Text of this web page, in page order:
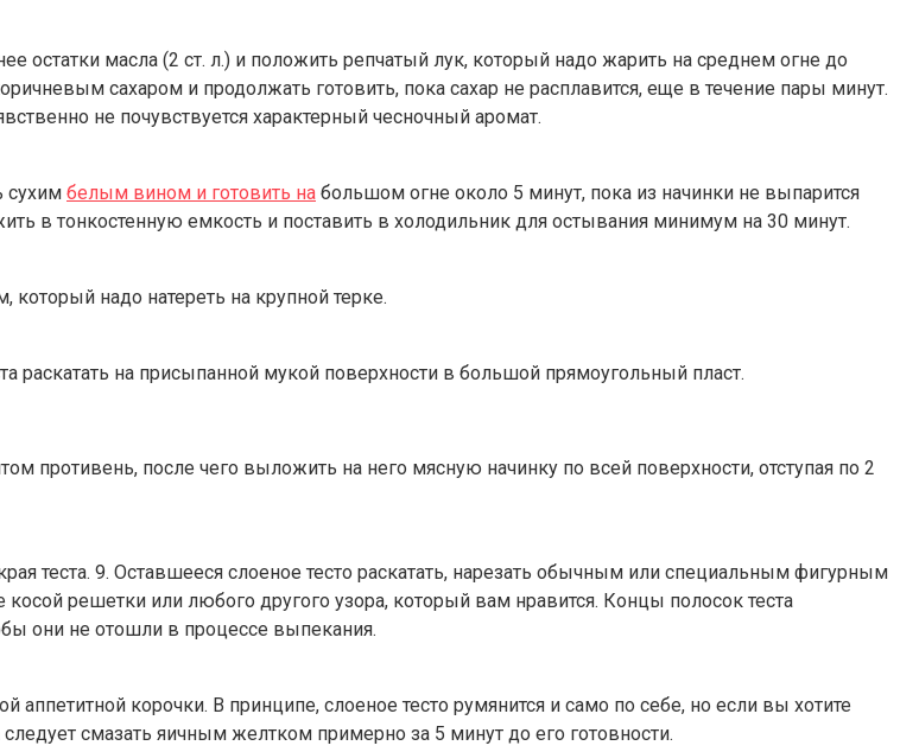
остатки масла (2 ст. л.) и положить репчатый лук, который надо жарить на среднем огне до
сахаром и продолжать готовить, пока сахар не расплавится, еще в течение пары минут.
не почувствуется характерный чесночный аромат.
сухим белым вином и готовить на большом огне около 5 минут, пока из начинки не выпарится
в тонкостенную емкость и поставить в холодильник для остывания минимум на 30 минут.
надо натереть на крупной терке.
раскатать на присыпанной мукой поверхности в большой прямоугольный пласт.
противень, после чего выложить на него мясную начинку по всей поверхности, отступая по 2
теста. 9. Оставшееся слоеное тесто раскатать, нарезать обычным или специальным фигурным
решетки или любого другого узора, который вам нравится. Концы полосок теста
они не отошли в процессе выпекания.
корочки. В принципе, слоеное тесто румянится и само по себе, но если вы хотите
смазать яичным желтком примерно за 5 минут до его готовности.